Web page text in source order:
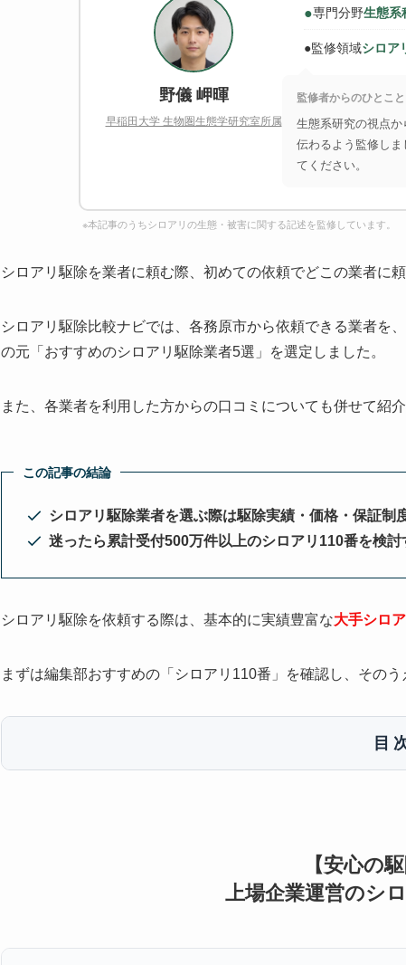
野儀 岬暉
早稲田大学 生物圏生態学研究室所属
●専門分野生態系
●監修領域シロア
監修者からのひとこと
生態系研究の視点
伝わるよう監修し
てください。
※本記事のうちシロアリの生態・被害に関する記述を監修しています。
シロアリ駆除を業者に頼む際、初めての依頼でどこの業者に
シロアリ駆除比較ナビでは、各務原市から依頼できる業者を、
の元「おすすめのシロアリ駆除業者5選」を選定しました。
また、各業者を利用した方からの口コミについても併せて紹介
この記事の結論
シロアリ駆除業者を選ぶ際は駆除実績・価格・保証制
迷ったら累計受付500万件以上のシロアリ110番を検討
シロアリ駆除を依頼する際は、基本的に実績豊富な大手シロ
まずは編集部おすすめの「シロアリ110番」を確認し、その
目
【安心の
上場企業運営のシ